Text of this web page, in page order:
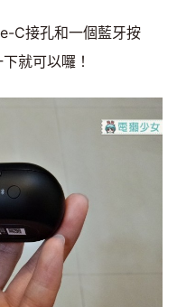
C接孔和一個藍牙按
就可以囉！